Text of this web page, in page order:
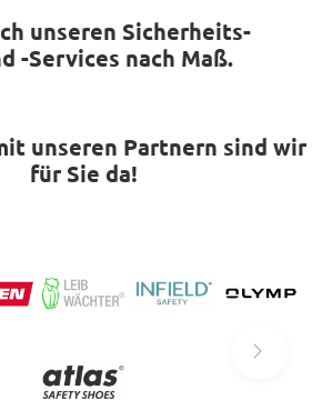
unseren Sicherheits-
-Services nach Maß.
unseren Partnern sind wir
für Sie da!